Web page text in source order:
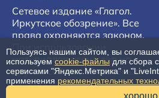
Сетевое издание «Глагол.
Иркутское обозрение». Все
права охраняются законом.
При использовании
материалов агентства на
других сайтах, обязательна
гиперссылка.
Пользуясь нашим сайтом, вы
используем cookie-файлы для сбора
сервисами "Яндекс.Метрика" и
применения рекомендательных
хорошо